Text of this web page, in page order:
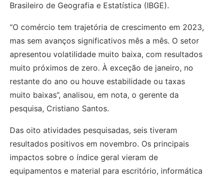
Brasileiro de Geografia e Estatística (IBGE).
“O comércio tem trajetória de crescimento em 2023,
mas sem avanços significativos mês a mês. O setor
apresentou volatilidade muito baixa, com resultados
muito próximos de zero. À exceção de janeiro, no
restante do ano ou houve estabilidade ou taxas
muito baixas”, analisou, em nota, o gerente da
pesquisa, Cristiano Santos.
Das oito atividades pesquisadas, seis tiveram
resultados positivos em novembro. Os principais
impactos sobre o índice geral vieram de
equipamentos e material para escritório, informática